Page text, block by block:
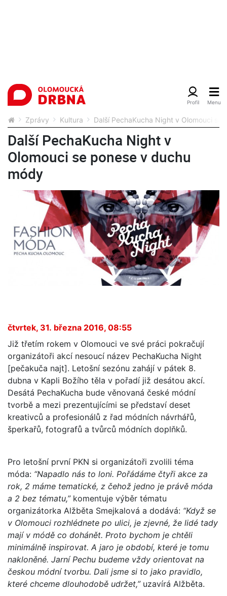
Zprávy Kultura Další PechaKucha Night v Olomouci se
Další PechaKucha Night v
Olomouci se ponese v duchu
módy
čtvrtek, 31. března 2016, 08:55
Již třetím rokem v Olomouci ve své práci pokračují
organizátoři akcí nesoucí název PechaKucha Night
[pečakuča najt]. Letošní sezónu zahájí v pátek 8.
dubna v Kapli Božího těla v pořadí již desátou akcí.
Desátá PechaKucha bude věnovaná české módní
tvorbě a mezi prezentujícími se představí deset
kreativců a profesionálů z řad módních návrhářů,
šperkařů, fotografů a tvůrců módních doplňků.
Pro letošní první PKN si organizátoři zvolili téma
móda: “Napadlo nás to loni. Pořádáme čtyři akce za
rok, 2 máme tematické, z čehož jedno je právě móda
a 2 bez tématu,”komentuje výběr tématu
organizátorka Alžběta Smejkalová a dodává: “Když se
v Olomouci rozhlédnete po ulici, je zjevné, že lidé tady
mají v módě co dohánět. Proto bychom je chtěli
minimálně inspirovat. A jaro je období, které je tomu
nakloněné. Jarní Pechu budeme vždy orientovat na
českou módní tvorbu. Dali jsme si to jako pravidlo,
které chceme dlouhodobě udržet,”uzavírá Alžběta.